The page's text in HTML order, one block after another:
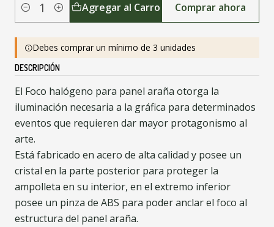
Cantidad Agregar al Carro Comprar ahora
Debes comprar un mínimo de 3 unidades
DESCRIPCIÓN
El Foco halógeno para panel araña otorga la
iluminación necesaria a la gráfica para determinados
eventos que requieren dar mayor protagonismo al
arte.
Está fabricado en acero de alta calidad y posee un
cristal en la parte posterior para proteger la
ampolleta en su interior, en el extremo inferior
posee un pinza de ABS para poder anclar el foco al
estructura del panel araña.